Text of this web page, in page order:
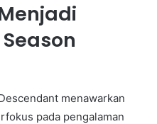
menawarkan
pada pengalaman